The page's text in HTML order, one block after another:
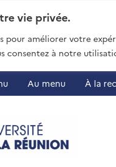
vie privée.
pour améliorer votre
consentez à notre
Au menu À la